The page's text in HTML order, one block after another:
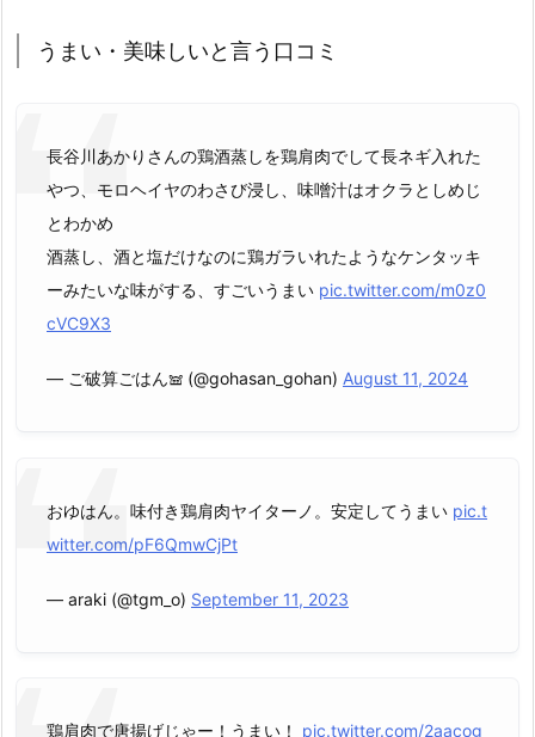
うまい・美味しいと言う口コミ
長谷川あかりさんの鶏酒蒸しを鶏肩肉でして長ネギ入れた
やつ、モロヘイヤのわさび浸し、味噌汁はオクラとしめじ
とわかめ
酒蒸し、酒と塩だけなのに鶏ガラいれたようなケンタッキ
ーみたいな味がする、すごいうまい pic.twitter.com/m0z0
cVC9X3
— ご破算ごはん𖠌 (@gohasan_gohan) August 11, 2024
おゆはん。味付き鶏肩肉ヤイターノ。安定してうまい pic.t
witter.com/pF6QmwCjPt
— araki (@tgm_o) September 11, 2023
鶏肩肉で唐揚げじゃー！うまい！ pic.twitter.com/2aacog